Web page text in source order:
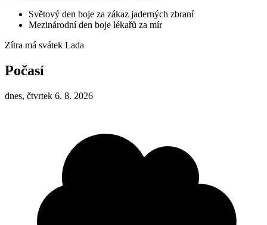
Světový den boje za zákaz jaderných zbraní
Mezinárodní den boje lékařů za mír
Zítra má svátek Lada
Počasí
dnes, čtvrtek 6. 8. 2026